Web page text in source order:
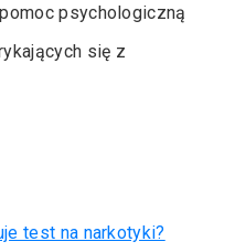
psychologiczną
się z
test na narkotyki?